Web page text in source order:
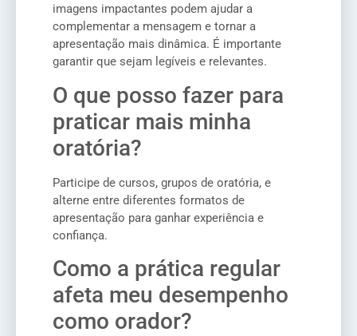
imagens impactantes podem ajudar a
complementar a mensagem e tornar a
apresentação mais dinâmica. É importante
garantir que sejam legíveis e relevantes.
O que posso fazer para
praticar mais minha
oratória?
Participe de cursos, grupos de oratória, e
alterne entre diferentes formatos de
apresentação para ganhar experiência e
confiança.
Como a prática regular
afeta meu desempenho
como orador?